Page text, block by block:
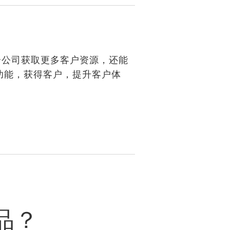
司获取更多客户资源，还能
，获得客户，提升客户体
？